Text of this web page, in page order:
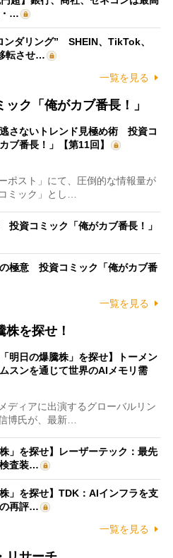
・…
ンダリング” SHEIN、TikTok、
転させ…
一覧を見る
ク「俺がカブ番長！」
逃さないトレンド見極め術 投資コ
ブ番長！」【第11回】
ポスト」にて、圧倒的な情報量が
ミック」とし…
資コミック「俺がカブ番長！」
極意 投資コミック「俺がカブ番
一覧を見る
株を探せ！
「明日の爆騰株」を探せ】トーメン
スンを通じて世界のAIメモリ需
ディアに出演するグローバルリン
博氏が、最新…
」を探せ】レーザーテック：最先
査装…
」を探せ】TDK：AIインフラを支
再評…
一覧を見る